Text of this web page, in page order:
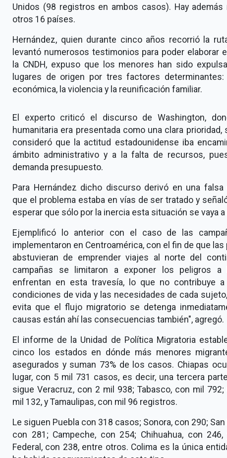
Unidos (98 registros en ambos casos). Hay además
otros 16 países.
Hernández, quien durante cinco años recorrió la
levantó numerosos testimonios para poder elaborar
la CNDH, expuso que los menores han sido
lugares de origen por tres factores
económica, la violencia y la reunificación familiar.
El experto criticó el discurso de Washington,
humanitaria era presentada como una clara prioridad,
consideró que la actitud estadounidense iba
ámbito administrativo y a la falta de recursos,
demanda presupuesto.
Para Hernández dicho discurso derivó en una falsa
que el problema estaba en vías de ser tratado y
esperar que sólo por la inercia esta situación se vaya
Ejemplificó lo anterior con el caso de las
implementaron en Centroamérica, con el fin de que
abstuvieran de emprender viajes al norte del
campañas se limitaron a exponer los peligros
enfrentan en esta travesía, lo que no contribuye
condiciones de vida y las necesidades de cada
evita que el flujo migratorio se detenga
causas están ahí las consecuencias también", agregó.
El informe de la Unidad de Política Migratoria
cinco los estados en dónde más menores
asegurados y suman 73% de los casos. Chiapas
lugar, con 5 mil 731 casos, es decir, una tercera
sigue Veracruz, con 2 mil 938; Tabasco, con mil 792;
mil 132, y Tamaulipas, con mil 96 registros.
Le siguen Puebla con 318 casos; Sonora, con 290;
con 281; Campeche, con 254; Chihuahua, con
Federal, con 238, entre otros. Colima es la única